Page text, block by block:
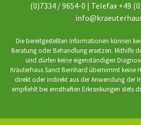
(0)7334 / 9654-0 | Telefax +49
Die bereitgestellten Informationen können
Beratung oder Behandlung ersetzen. Mithilfe
und dürfen keine eigenständigen
Kräuterhaus Sanct Bernhard übernimmt keine
direkt oder indirekt aus der Anwendung der
empfiehlt bei ernsthaften Erkrankungen stets